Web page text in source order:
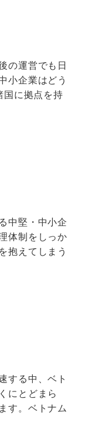
の運営でも日
小企業はどう
国に拠点を持
中堅・中小企
体制をしっか
抱えてしまう
する中、ベト
にとどまら
す。ベトナム